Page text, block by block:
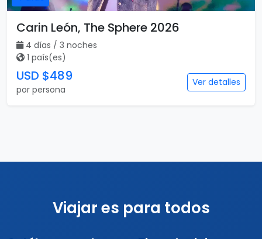
Carin León, The Sphere 2026
4 días / 3 noches
1 país(es)
USD $489
por persona
Ver detalles
Viajar es para todos